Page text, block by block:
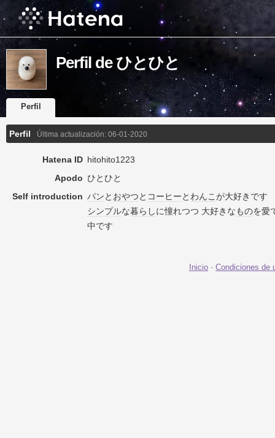
Perfil de ひとひと
Perfil
Perfil Última actualización: 06-01-2020
Hatena ID hitohito1223
Apodo ひとひと
Self introduction パンと おやつと コーヒーとわんこが大好きです
シンプルな暮らしに憧れつつ 大好きなものを愛
中です
Inicio - Condiciones de